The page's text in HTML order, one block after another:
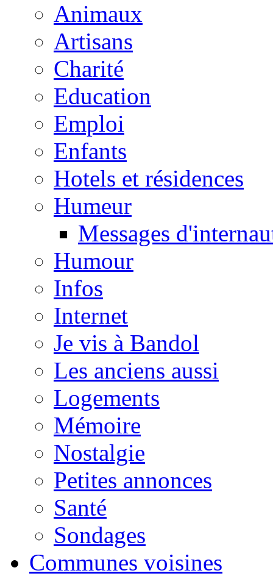
Animaux
Artisans
Charité
Education
Emploi
Enfants
Hotels et résidences
Humeur
Messages
Humour
Infos
Internet
Je vis à Bandol
Les anciens aussi
Logements
Mémoire
Nostalgie
Petites annonces
Santé
Sondages
Communes voisines